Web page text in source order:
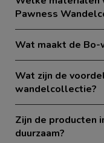
Pawness
Wat maakt de
Wat zijn de
wandelcollectie?
Zijn de producten
duurzaam?